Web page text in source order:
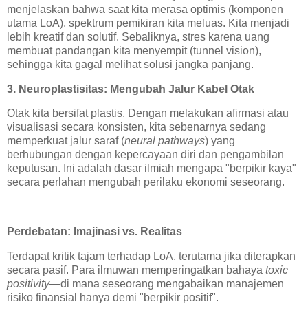
menjelaskan bahwa saat kita merasa optimis (komponen
utama LoA), spektrum pemikiran kita meluas. Kita menjadi
lebih kreatif dan solutif. Sebaliknya, stres karena uang
membuat pandangan kita menyempit (tunnel vision),
sehingga kita gagal melihat solusi jangka panjang.
3. Neuroplastisitas: Mengubah Jalur Kabel Otak
Otak kita bersifat plastis. Dengan melakukan afirmasi atau
visualisasi secara konsisten, kita sebenarnya sedang
memperkuat jalur saraf (neural pathways) yang
berhubungan dengan kepercayaan diri dan pengambilan
keputusan. Ini adalah dasar ilmiah mengapa "berpikir kaya"
secara perlahan mengubah perilaku ekonomi seseorang.
Perdebatan: Imajinasi vs. Realitas
Terdapat kritik tajam terhadap LoA, terutama jika diterapkan
secara pasif. Para ilmuwan memperingatkan bahaya toxic
positivity—di mana seseorang mengabaikan manajemen
risiko finansial hanya demi "berpikir positif".